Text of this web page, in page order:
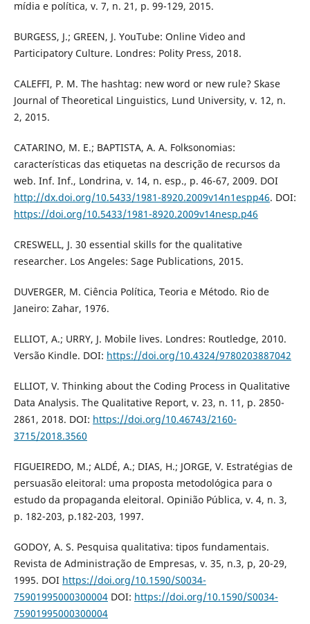
mídia e política, v. 7, n. 21, p. 99-129, 2015.
BURGESS, J.; GREEN, J. YouTube: Online Video and
Participatory Culture. Londres: Polity Press, 2018.
CALEFFI, P. M. The hashtag: new word or new rule? Skase
Journal of Theoretical Linguistics, Lund University, v. 12, n.
2, 2015.
CATARINO, M. E.; BAPTISTA, A. A. Folksonomias:
características das etiquetas na descrição de recursos da
web. Inf. Inf., Londrina, v. 14, n. esp., p. 46-67, 2009. DOI
http://dx.doi.org/10.5433/1981-8920.2009v14n1espp46. DOI:
https://doi.org/10.5433/1981-8920.2009v14nesp.p46
CRESWELL, J. 30 essential skills for the qualitative
researcher. Los Angeles: Sage Publications, 2015.
DUVERGER, M. Ciência Política, Teoria e Método. Rio de
Janeiro: Zahar, 1976.
ELLIOT, A.; URRY, J. Mobile lives. Londres: Routledge, 2010.
Versão Kindle. DOI: https://doi.org/10.4324/9780203887042
ELLIOT, V. Thinking about the Coding Process in Qualitative
Data Analysis. The Qualitative Report, v. 23, n. 11, p. 2850-
2861, 2018. DOI: https://doi.org/10.46743/2160-
3715/2018.3560
FIGUEIREDO, M.; ALDÉ, A.; DIAS, H.; JORGE, V. Estratégias de
persuasão eleitoral: uma proposta metodológica para o
estudo da propaganda eleitoral. Opinião Pública, v. 4, n. 3,
p. 182-203, p.182-203, 1997.
GODOY, A. S. Pesquisa qualitativa: tipos fundamentais.
Revista de Administração de Empresas, v. 35, n.3, p, 20-29,
1995. DOI https://doi.org/10.1590/S0034-
75901995000300004DOI: https://doi.org/10.1590/S0034-
75901995000300004